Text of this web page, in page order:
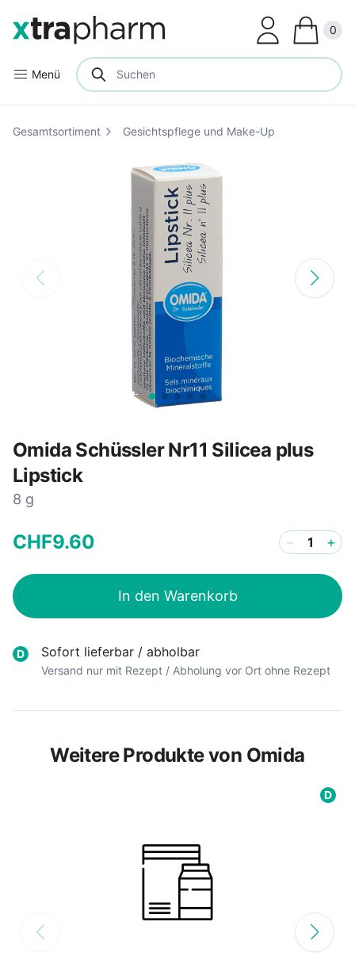
Menü
0
Gesamtsortiment Gesichtspflege und Make-Up
Omida Schüssler Nr11 Silicea plus
Lipstick
8 g
CHF9.60 − +
In den Warenkorb
D Sofort lieferbar / abholbar
Versand nur mit Rezept / Abholung vor Ort ohne Rezept
Weitere Produkte von Omida
D